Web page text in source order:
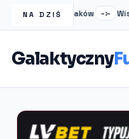
NA DZIŚ
Wisła Kraków –:– Wisla
Galaktyczny